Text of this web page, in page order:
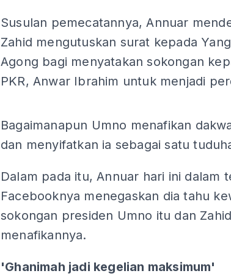
Susulan pemecatannya, Annuar
Zahid mengutuskan surat kepada
Agong bagi menyatakan sokongan
PKR, Anwar Ibrahim untuk menjadi
Bagaimanapun Umno menafikan
dan menyifatkan ia sebagai satu
Dalam pada itu, Annuar hari ini dalam
Facebooknya menegaskan dia tahu
sokongan presiden Umno itu dan
menafikannya.
'Ghanimah jadi kegelian maksimum'